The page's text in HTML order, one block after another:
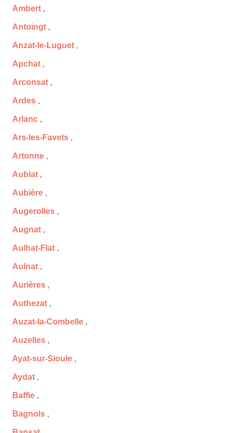
Ambert ,
Antoingt ,
Anzat-le-Luguet ,
Apchat ,
Arconsat ,
Ardes ,
Arlanc ,
Ars-les-Favets ,
Artonne ,
Aubiat ,
Aubière ,
Augerolles ,
Augnat ,
Aulhat-Flat ,
Aulnat ,
Aurières ,
Authezat ,
Auzat-la-Combelle ,
Auzelles ,
Ayat-sur-Sioule ,
Aydat ,
Baffie ,
Bagnols ,